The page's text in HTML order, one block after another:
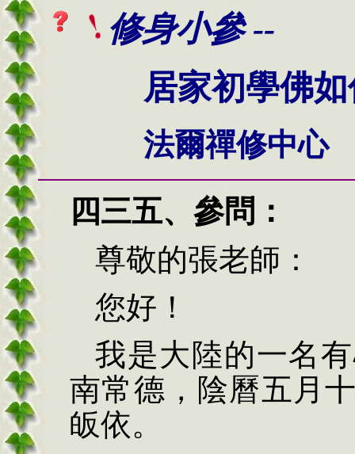
修身小參 --
居家初學佛
法爾禪修中心
四三五、 參問：
尊敬的張老師：
您好！
我是大陸的一名
南常德，陰曆五月
皈依。